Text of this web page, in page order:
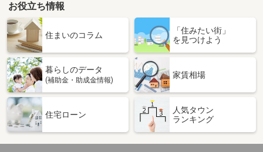
お役立ち情報
住まいのコラム
「住みたい街」
を見つけよう
暮らしのデータ
(補助金・助成金情報)
家賃相場
住宅ローン
人気タウン
ランキング